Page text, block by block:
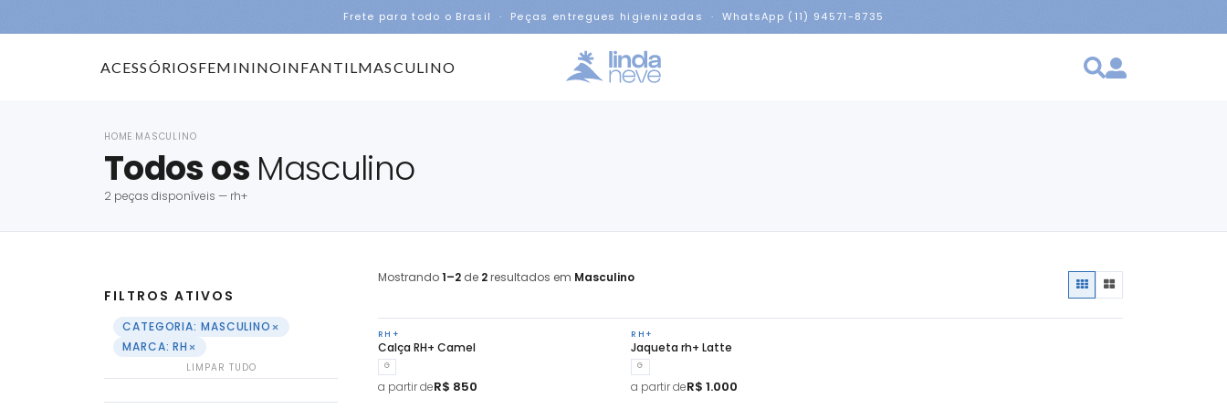
Frete para todo o Brasil · Peças entregues higienizadas · WhatsApp (11) 94571-8735
ACESSÓRIOSFEMININOINFANTILMASCULINO
HOME MASCULINO
Todos os Masculino
2 peças disponíveis — rh+
FILTROS ATIVOS
CATEGORIA: MASCULINO×
MARCA: RH×
LIMPAR TUDO
Mostrando1–2 de 2resultados em Masculino
RH+
Calça RH+ Camel
G
a partir deR$ 850
RH+
Jaqueta rh+ Latte
G
a partir deR$ 1.000